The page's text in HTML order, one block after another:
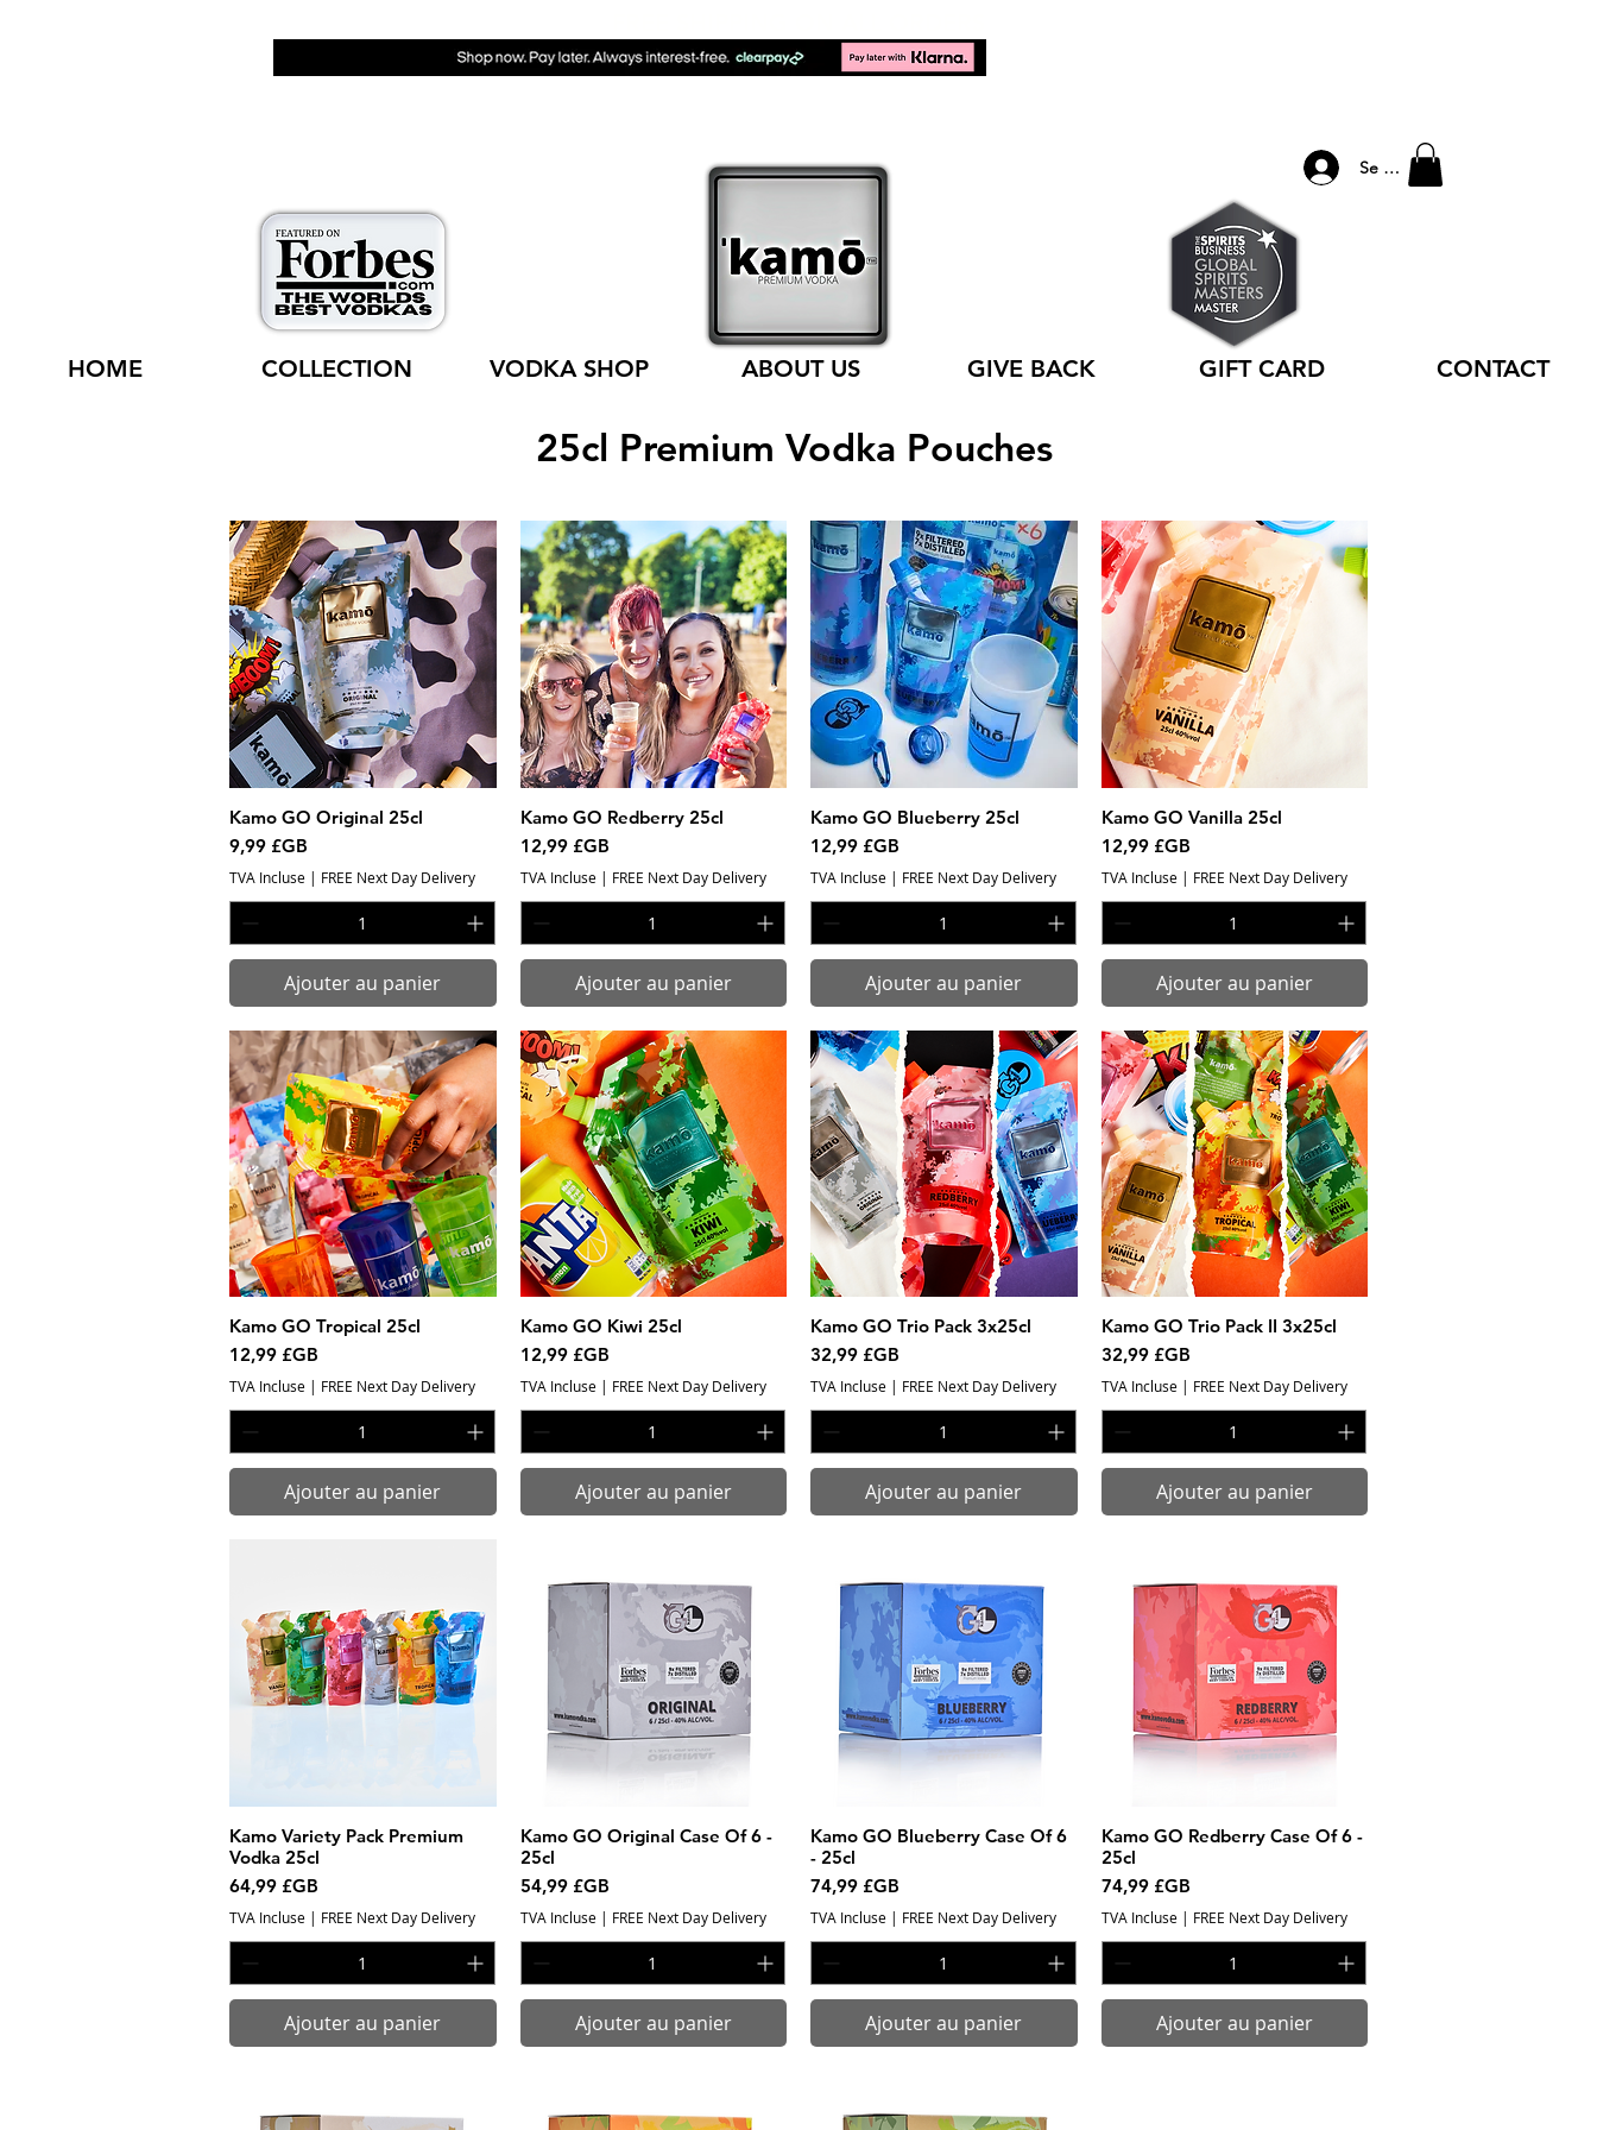
Se connecter
HOME COLLECTION VODKA SHOP ABOUT US GIVE BACK GIFT CARD CONTACT
25cl Premium Vodka Pouches
Aperçu rapide
Kamo GO Original 25cl
Prix
9,99 £GB
TVA Incluse | FREE Next Day Delivery
Ajouter au panier
Aperçu rapide
Kamo GO Redberry 25cl
Prix
12,99 £GB
TVA Incluse| FREE Next Day Delivery
Ajouter au panier
Aperçu rapide
Kamo GO Blueberry 25cl
Prix
12,99 £GB
TVA Incluse | FREE Next Day Delivery
Ajouter au panier
Aperçu rapide
Kamo GO Vanilla 25cl
Prix
12,99 £GB
TVA Incluse| FREE Next Day Delivery
Ajouter au panier
Aperçu rapide
Kamo GO Tropical 25cl
Prix
12,99 £GB
TVA Incluse | FREE Next Day Delivery
Ajouter au panier
Aperçu rapide
Kamo GO Kiwi 25cl
Prix
12,99 £GB
TVA Incluse| FREE Next Day Delivery
Ajouter au panier
Aperçu rapide
Kamo GO Trio Pack 3x25cl
Prix
32,99 £GB
TVA Incluse | FREE Next Day Delivery
Ajouter au panier
Aperçu rapide
Kamo GO Trio Pack II 3x25cl
Prix
32,99 £GB
TVA Incluse| FREE Next Day Delivery
Ajouter au panier
Aperçu rapide
Kamo Variety Pack Premium
Vodka 25cl
Prix
64,99 £GB
TVA Incluse | FREE Next Day Delivery
Ajouter au panier
Aperçu rapide
Kamo GO Original Case Of 6 -
25cl
Prix
54,99 £GB
TVA Incluse| FREE Next Day Delivery
Ajouter au panier
Aperçu rapide
Kamo GO Blueberry Case Of 6
- 25cl
Prix
74,99 £GB
TVA Incluse | FREE Next Day Delivery
Ajouter au panier
Aperçu rapide
Kamo GO Redberry Case Of 6 -
25cl
Prix
74,99 £GB
TVA Incluse| FREE Next Day Delivery
Ajouter au panier